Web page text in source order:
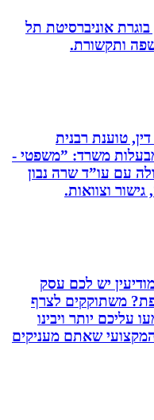
אוניברסיטת תל
ותקשורת.
טוענת רבנית
משרד: ”משפטי -
עו”ד שרה נבון
וצוואות.
יש לכם עסק
משתוקקים לצרף
יותר ויבינו
שאתם מעניקים